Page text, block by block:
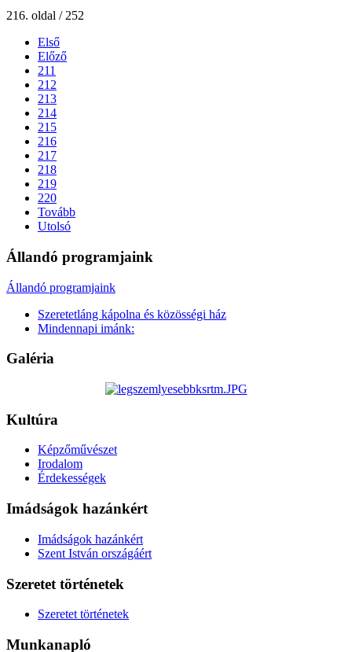
216. oldal / 252
Első
Előző
211
212
213
214
215
216
217
218
219
220
Tovább
Utolsó
Állandó programjaink
Állandó programjaink
Szeretetláng kápolna és közösségi ház
Mindennapi imánk:
Galéria
Kultúra
Képzőművészet
Irodalom
Érdekességek
Imádságok hazánkért
Imádságok hazánkért
Szent István országáért
Szeretet történetek
Szeretet történetek
Munkanapló